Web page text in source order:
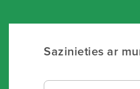
Sazinieties ar